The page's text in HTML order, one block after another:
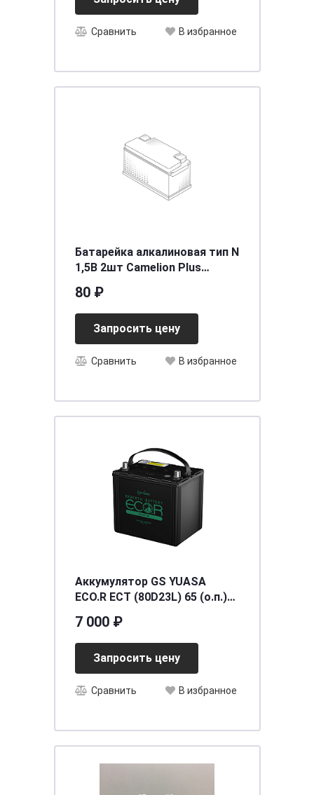
Сравнить В избранное
Батарейка алкалиновая тип N
1,5В 2шт Camelion Plus
80 ₽
Запросить цену
Сравнить В избранное
Аккумулятор GS YUASA
ECO.R ECT (80D23L) 65 (о.п.)
7 000 ₽
Запросить цену
Сравнить В избранное